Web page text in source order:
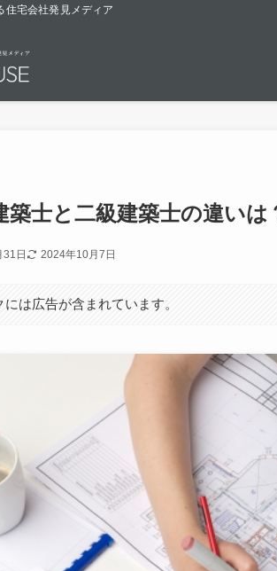
住宅会社発見メディア
築士と二級建築士の違い
日 2024年10月7日
は広告が含まれています。